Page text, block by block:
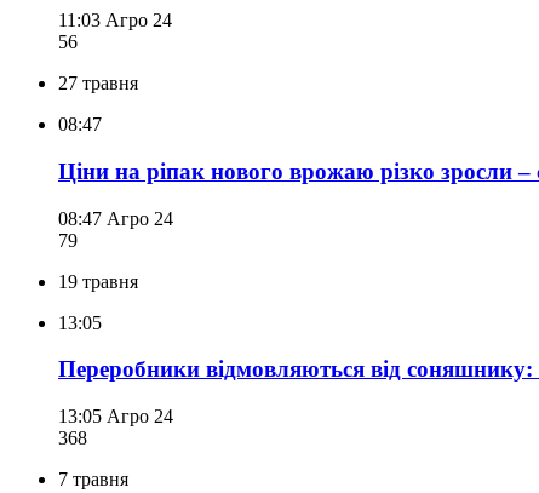
11:03 Агро 24
56
27 травня
08:47
Ціни на ріпак нового врожаю різко зросли
08:47 Агро 24
79
19 травня
13:05
Переробники відмовляються від
13:05 Агро 24
368
7 травня